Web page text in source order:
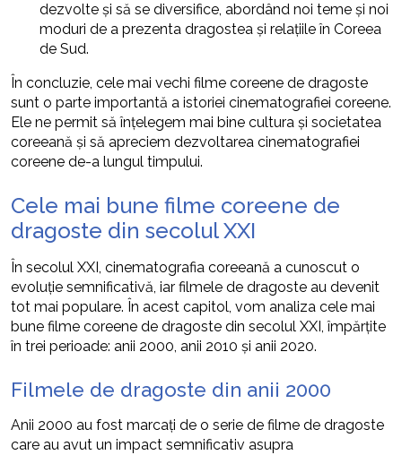
dezvolte și să se diversifice, abordând noi teme și noi
moduri de a prezenta dragostea și relațiile în Coreea
de Sud.
În concluzie, cele mai vechi filme coreene de dragoste
sunt o parte importantă a istoriei cinematografiei coreene.
Ele ne permit să înțelegem mai bine cultura și societatea
coreeană și să apreciem dezvoltarea cinematografiei
coreene de-a lungul timpului.
Cele mai bune filme coreene de
dragoste din secolul XXI
În secolul XXI, cinematografia coreeană a cunoscut o
evoluție semnificativă, iar filmele de dragoste au devenit
tot mai populare. În acest capitol, vom analiza cele mai
bune filme coreene de dragoste din secolul XXI, împărțite
în trei perioade: anii 2000, anii 2010 și anii 2020.
Filmele de dragoste din anii 2000
Anii 2000 au fost marcați de o serie de filme de dragoste
care au avut un impact semnificativ asupra